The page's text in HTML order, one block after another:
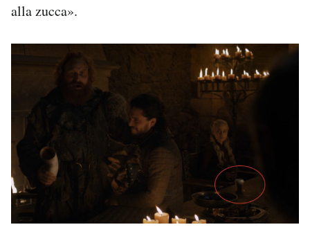
alla zucca».